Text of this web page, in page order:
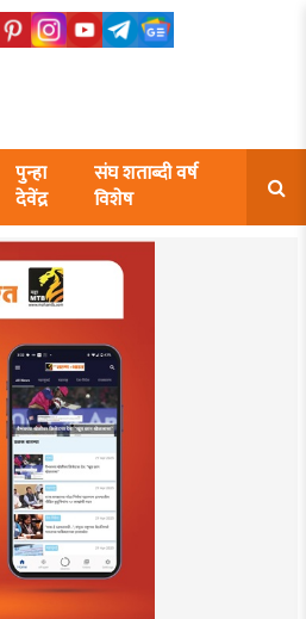
पुन्हा
देवेंद्र
संघ शताब्दी वर्ष
विशेष